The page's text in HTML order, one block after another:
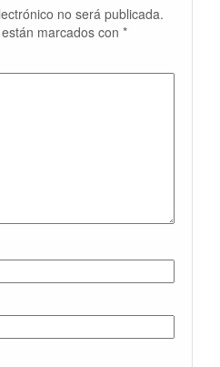
no será publicada.
marcados con *